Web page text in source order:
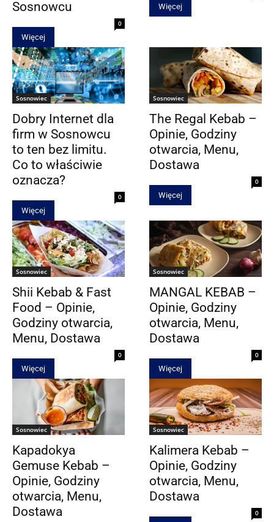
Sosnowcu
0
Więcej
Więcej
Sosnowiec
Dobry Internet dla
firm w Sosnowcu
to ten bez limitu.
Co to właściwie
oznacza?
0
Więcej
Sosnowiec
The Regal Kebab –
Opinie, Godziny
otwarcia, Menu,
Dostawa
0
Więcej
Sosnowiec
Shii Kebab & Fast
Food – Opinie,
Godziny otwarcia,
Menu, Dostawa
0
Więcej
Sosnowiec
MANGAL KEBAB –
Opinie, Godziny
otwarcia, Menu,
Dostawa
0
Więcej
Sosnowiec
Kapadokya
Gemuse Kebab –
Opinie, Godziny
otwarcia, Menu,
Dostawa
Sosnowiec
Kalimera Kebab –
Opinie, Godziny
otwarcia, Menu,
Dostawa
0